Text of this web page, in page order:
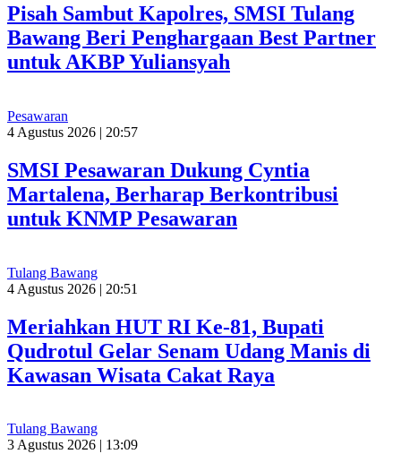
Pisah Sambut Kapolres, SMSI Tulang
Bawang Beri Penghargaan Best Partner
untuk AKBP Yuliansyah
Pesawaran
4 Agustus 2026 | 20:57
SMSI Pesawaran Dukung Cyntia
Martalena, Berharap Berkontribusi
untuk KNMP Pesawaran
Tulang Bawang
4 Agustus 2026 | 20:51
Meriahkan HUT RI Ke-81, Bupati
Qudrotul Gelar Senam Udang Manis di
Kawasan Wisata Cakat Raya
Tulang Bawang
3 Agustus 2026 | 13:09